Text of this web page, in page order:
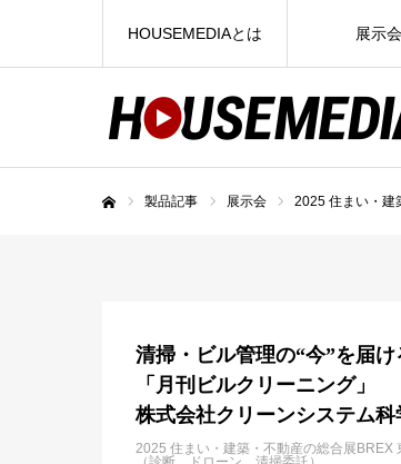
HOUSEMEDIAとは 展示会
製品記事 展示会 2025 住まい・建
清掃・ビル管理の“今”を届
「月刊ビルクリーニング」
株式会社クリーンシステム科
2025 住まい・建築・不動産の総合展BREX